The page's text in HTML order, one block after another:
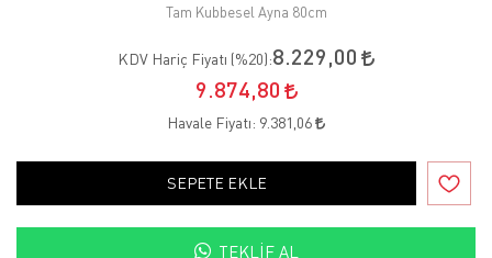
Tam Kubbesel Ayna 80cm
KDV Hariç Fiyatı (%20):8.229,00
9.874,80
Havale Fiyatı: 9.381,06
SEPETE EKLE
TEKLIF AL